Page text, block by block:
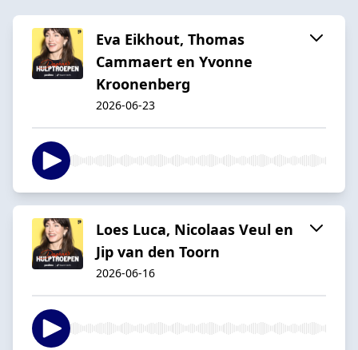
Eva Eikhout, Thomas
Cammaert en Yvonne
Kroonenberg
2026-06-23
Loes Luca, Nicolaas Veul en
Jip van den Toorn
2026-06-16